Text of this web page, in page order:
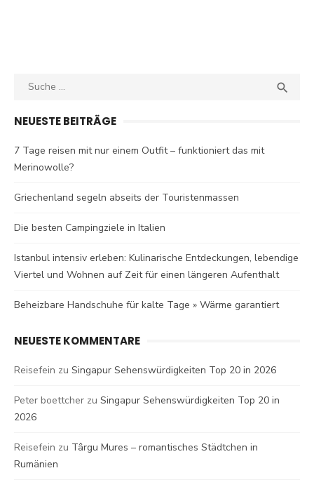
Search

NEUESTE BEITRÄGE
7 Tage reisen mit nur einem Outfit – funktioniert das mit
Merinowolle?
Griechenland segeln abseits der Touristenmassen
Die besten Campingziele in Italien
Istanbul intensiv erleben: Kulinarische Entdeckungen, lebendige
Viertel und Wohnen auf Zeit für einen längeren Aufenthalt
Beheizbare Handschuhe für kalte Tage » Wärme garantiert
NEUESTE KOMMENTARE
Reisefein zu Singapur Sehenswürdigkeiten Top 20 in 2026
Peter boettcher zu Singapur Sehenswürdigkeiten Top 20 in
2026
Reisefein zu Târgu Mures – romantisches Städtchen in
Rumänien